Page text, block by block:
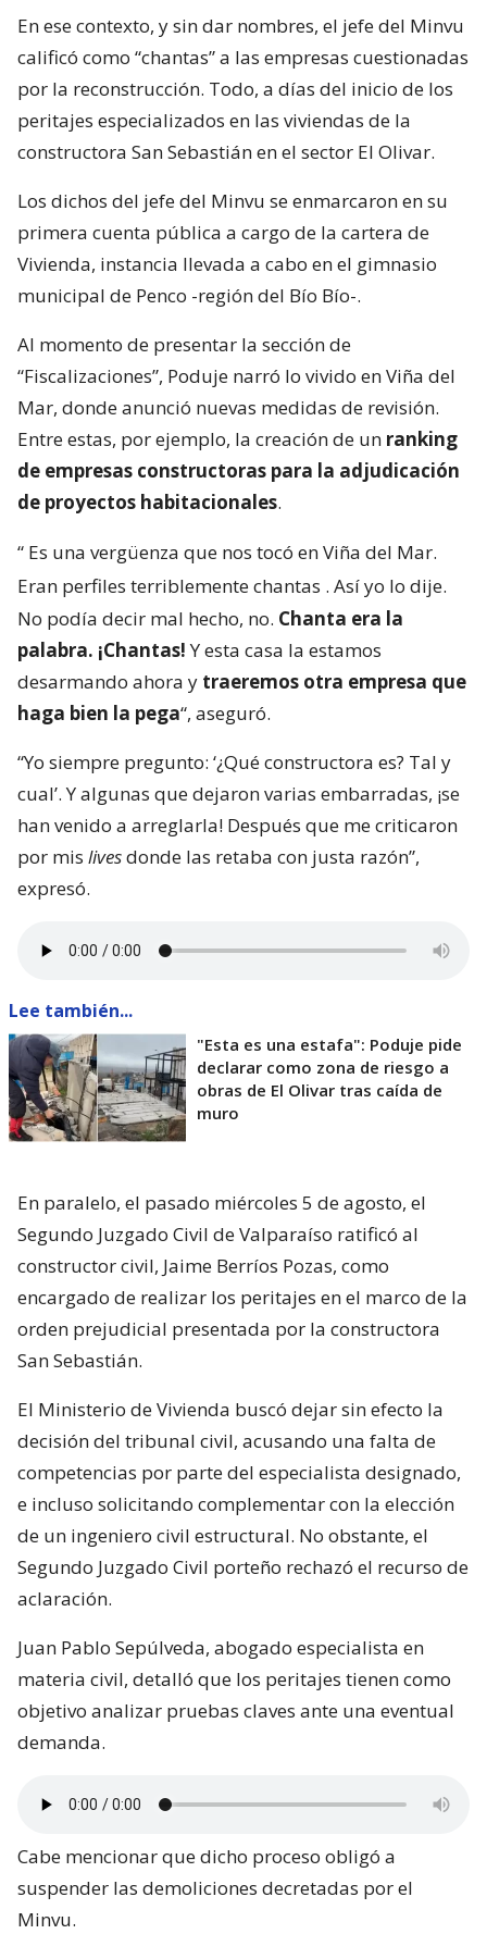
En ese contexto, y sin dar nombres, el jefe del Minvu
calificó como “chantas” a las empresas cuestionadas
por la reconstrucción. Todo, a días del inicio de los
peritajes especializados en las viviendas de la
constructora San Sebastián en el sector El Olivar.
Los dichos del jefe del Minvu se enmarcaron en su
primera cuenta pública a cargo de la cartera de
Vivienda, instancia llevada a cabo en el gimnasio
municipal de Penco -región del Bío Bío-.
Al momento de presentar la sección de
“Fiscalizaciones”, Poduje narró lo vivido en Viña del
Mar, donde anunció nuevas medidas de revisión.
Entre estas, por ejemplo, la creación de un ranking
de empresas constructoras para la adjudicación
de proyectos habitacionales.
“ Es una vergüenza que nos tocó en Viña del Mar.
Eran perfiles terriblemente chantas . Así yo lo dije.
No podía decir mal hecho, no. Chanta era la
palabra. ¡Chantas!Y esta casa la estamos
desarmando ahora y traeremos otra empresa que
haga bien la pega“, aseguró.
“Yo siempre pregunto: ‘¿Qué constructora es? Tal y
cual’. Y algunas que dejaron varias embarradas, ¡se
han venido a arreglarla! Después que me criticaron
por mis livesdonde las retaba con justa razón”,
expresó.
Lee también...
"Esta es una estafa": Poduje pide
declarar como zona de riesgo a
obras de El Olivar tras caída de
muro
En paralelo, el pasado miércoles 5 de agosto, el
Segundo Juzgado Civil de Valparaíso ratificó al
constructor civil, Jaime Berríos Pozas, como
encargado de realizar los peritajes en el marco de la
orden prejudicial presentada por la constructora
San Sebastián.
El Ministerio de Vivienda buscó dejar sin efecto la
decisión del tribunal civil, acusando una falta de
competencias por parte del especialista designado,
e incluso solicitando complementar con la elección
de un ingeniero civil estructural. No obstante, el
Segundo Juzgado Civil porteño rechazó el recurso de
aclaración.
Juan Pablo Sepúlveda, abogado especialista en
materia civil, detalló que los peritajes tienen como
objetivo analizar pruebas claves ante una eventual
demanda.
Cabe mencionar que dicho proceso obligó a
suspender las demoliciones decretadas por el
Minvu.